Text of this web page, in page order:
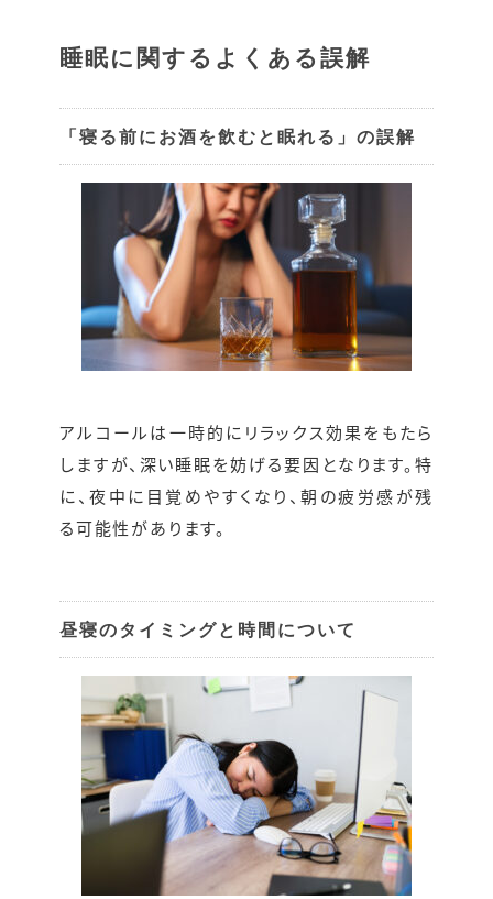
睡眠に関するよくある誤解
「寝る前にお酒を飲むと眠れる」の誤解
アルコールは一時的にリラックス効果をもたら
しますが、深い睡眠を妨げる要因となります。特
に、夜中に目覚めやすくなり、朝の疲労感が残
る可能性があります。
昼寝のタイミングと時間について